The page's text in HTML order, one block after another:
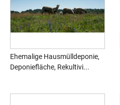
Ehemalige Hausmülldeponie,
Deponiefläche, Rekultivi...